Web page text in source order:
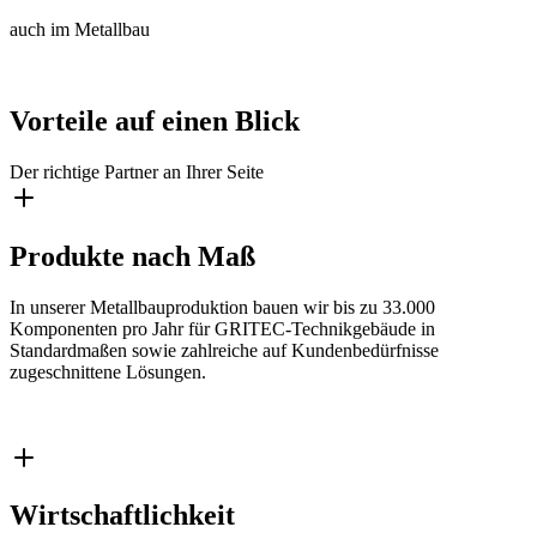
auch im Metallbau
Vorteile auf einen Blick
Der richtige Partner an Ihrer Seite
Produkte nach Maß
In unserer Metallbauproduktion bauen wir bis zu 33.000
Komponenten pro Jahr für GRITEC-Technikgebäude in
Standardmaßen sowie zahlreiche auf Kundenbedürfnisse
zugeschnittene Lösungen.
Wirtschaftlichkeit